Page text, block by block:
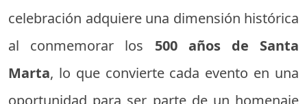
celebración adquiere una dimensión histórica
al conmemorar los 500 años de Santa
Marta, lo que convierte cada evento en una
oportunidad para ser parte de un homenaje